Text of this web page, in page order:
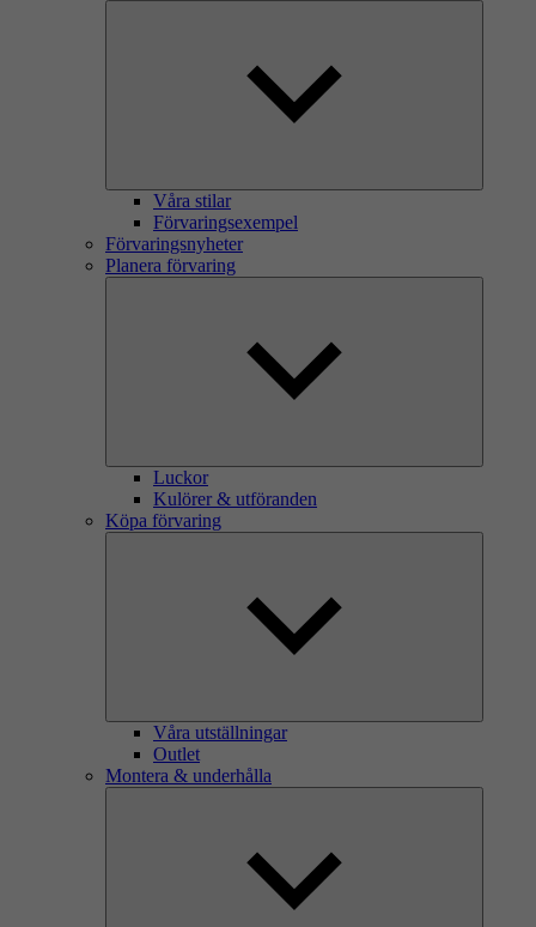
Våra stilar
Förvaringsexempel
Förvaringsnyheter
Planera förvaring
Luckor
Kulörer & utföranden
Köpa förvaring
Våra utställningar
Outlet
Montera & underhålla